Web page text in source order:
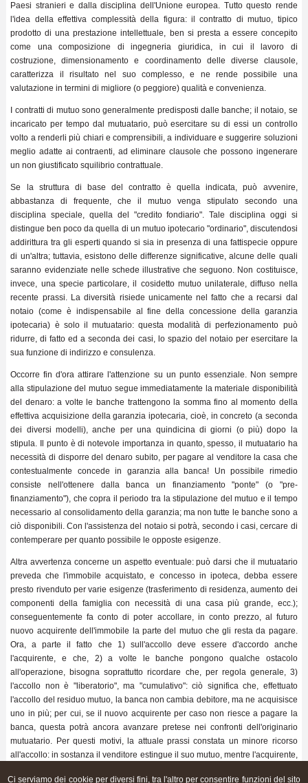
Ci serviamo dei cookie per diversi fini, tra l'altro per consentire funzioni del sito
Paesi stranieri e dalla disciplina dell'Unione europea. Tutto questo rende
l'idea della effettiva complessità della figura: il contratto di mutuo, tipico
prodotto di una prestazione intellettuale, ben si presta a essere concepito
come una composizione di ingegneria giuridica, in cui il lavoro di
costruzione, dimensionamento e coordinamento delle diverse clausole,
caratterizza il risultato nel suo complesso, e ne rende possibile una
valutazione in termini di migliore (o peggiore) qualità e convenienza.
I contratti di mutuo sono generalmente predisposti dalle banche; il notaio, se
incaricato per tempo dal mutuatario, può esercitare su di essi un controllo
volto a renderli più chiari e comprensibili, a individuare e suggerire soluzioni
meglio adatte ai contraenti, ad eliminare clausole che possono ingenerare
un non giustificato squilibrio contrattuale.
Se la struttura di base del contratto è quella indicata, può avvenire,
abbastanza di frequente, che il mutuo venga stipulato secondo una
disciplina speciale, quella del "credito fondiario". Tale disciplina oggi si
distingue ben poco da quella di un mutuo ipotecario "ordinario", discutendosi
addirittura tra gli esperti quando si sia in presenza di una fattispecie oppure
di un'altra; tuttavia, esistono delle differenze significative, alcune delle quali
saranno evidenziate nelle schede illustrative che seguono. Non costituisce,
invece, una specie particolare, il cosidetto mutuo unilaterale, diffuso nella
recente prassi. La diversità risiede unicamente nel fatto che a recarsi dal
notaio (come è indispensabile al fine della concessione della garanzia
ipotecaria) è solo il mutuatario: questa modalità di perfezionamento può
ridurre, di fatto ed a seconda dei casi, lo spazio del notaio per esercitare la
sua funzione di indirizzo e consulenza.
Occorre fin d'ora attirare l'attenzione su un punto essenziale. Non sempre
alla stipulazione del mutuo segue immediatamente la materiale disponibilità
del denaro: a volte le banche trattengono la somma fino al momento della
effettiva acquisizione della garanzia ipotecaria, cioè, in concreto (a seconda
dei diversi modelli), anche per una quindicina di giorni (o più) dopo la
stipula. Il punto è di notevole importanza in quanto, spesso, il mutuatario ha
necessità di disporre del denaro subito, per pagare al venditore la casa che
contestualmente concede in garanzia alla banca! Un possibile rimedio
consiste nell'ottenere dalla banca un finanziamento "ponte" (o "pre-
finanziamento"), che copra il periodo tra la stipulazione del mutuo e il tempo
necessario al consolidamento della garanzia; ma non tutte le banche sono a
ciò disponibili. Con l'assistenza del notaio si potrà, secondo i casi, cercare di
contemperare per quanto possibile le opposte esigenze.
Altra avvertenza concerne un aspetto eventuale: può darsi che il mutuatario
preveda che l'immobile acquistato, e concesso in ipoteca, debba essere
presto rivenduto per varie esigenze (trasferimento di residenza, aumento dei
componenti della famiglia con necessità di una casa più grande, ecc.);
conseguentemente fa conto di poter accollare, in conto prezzo, al futuro
nuovo acquirente dell'immobile la parte del mutuo che gli resta da pagare.
Ora, a parte il fatto che 1) sull'accollo deve essere d'accordo anche
l'acquirente, e che, 2) a volte le banche pongono qualche ostacolo
all'operazione, bisogna soprattutto ricordare che, per regola generale, 3)
l'accollo non è "liberatorio", ma "cumulativo": ciò significa che, effettuato
l'accollo del residuo mutuo, la banca non cambia debitore, ma ne acquisisce
uno in più; per cui, se il nuovo acquirente per caso non riesce a pagare la
banca, questa potrà ancora avanzare pretese nei confronti dell'originario
mutuatario. Per questi motivi, la attuale prassi constata un minore ricorso
all'accollo: in sostanza il venditore estingue il suo mutuo, mentre l'acquirente,